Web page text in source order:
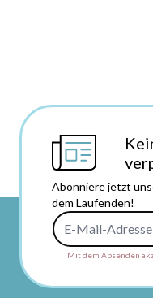
Abonniere jetzt
dem Laufenden!
Mit dem Absenden